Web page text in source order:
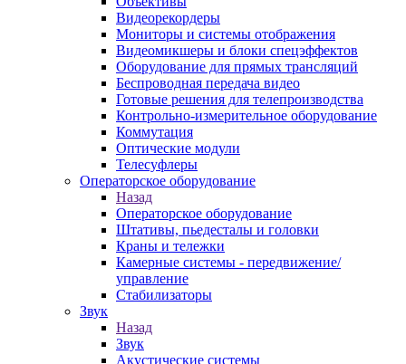
Видеорекордеры
Мониторы и системы отображения
Видеомикшеры и блоки спецэффектов
Оборудование для прямых трансляций
Беспроводная передача видео
Готовые решения для телепроизводства
Контрольно-измерительное оборудование
Коммутация
Оптические модули
Телесуфлеры
Операторское оборудование
Назад
Операторское оборудование
Штативы, пьедесталы и головки
Краны и тележки
Камерные системы - передвижение/
управление
Стабилизаторы
Звук
Назад
Звук
Акустические системы